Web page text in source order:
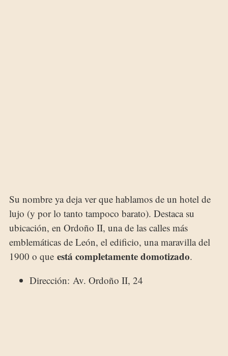
Su nombre ya deja ver que hablamos de un hotel de
lujo (y por lo tanto tampoco barato). Destaca su
ubicación, en Ordoño II, una de las calles más
emblemáticas de León, el edificio, una maravilla del
1900 o que está completamente domotizado.
Dirección: Av. Ordoño II, 24